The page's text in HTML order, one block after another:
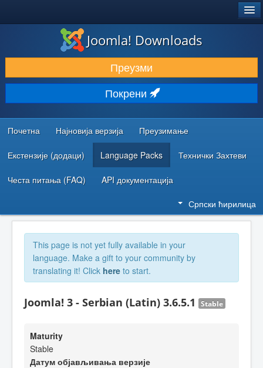
ПРЕУЗИМАЊЕ И ПРОШИРЕЊА (ЕКСТЕНЗИЈЕ)
ОТКРИЈТЕ И НАУЧИТЕ
ЗАЈЕДНИЦА И ПОДРШКА
РЕСУРСИ ЗА РАЗВОЈ
Joomla! Downloads
Преузми
Покрени
Почетна Најновија верзија Преузимање
Екстензије (додаци) Language Packs Технички Захтеви
Честа питања (FAQ) API документација
Српски ћирилица
This page is not yet fully available in your
language. Make a gift to your community by
translating it! Click here to start.
Joomla! 3 - Serbian (Latin) 3.6.5.1 Stable
Maturity
Stable
Датум објављивања верзије